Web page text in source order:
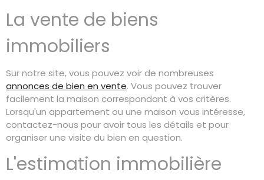
La vente de biens
immobiliers
Sur notre site, vous pouvez voir de nombreuses
annonces de bien en vente. Vous pouvez trouver
facilement la maison correspondant à vos critères.
Lorsqu'un appartement ou une maison vous intéresse,
contactez-nous pour avoir tous les détails et pour
organiser une visite du bien en question.
L'estimation immobilière